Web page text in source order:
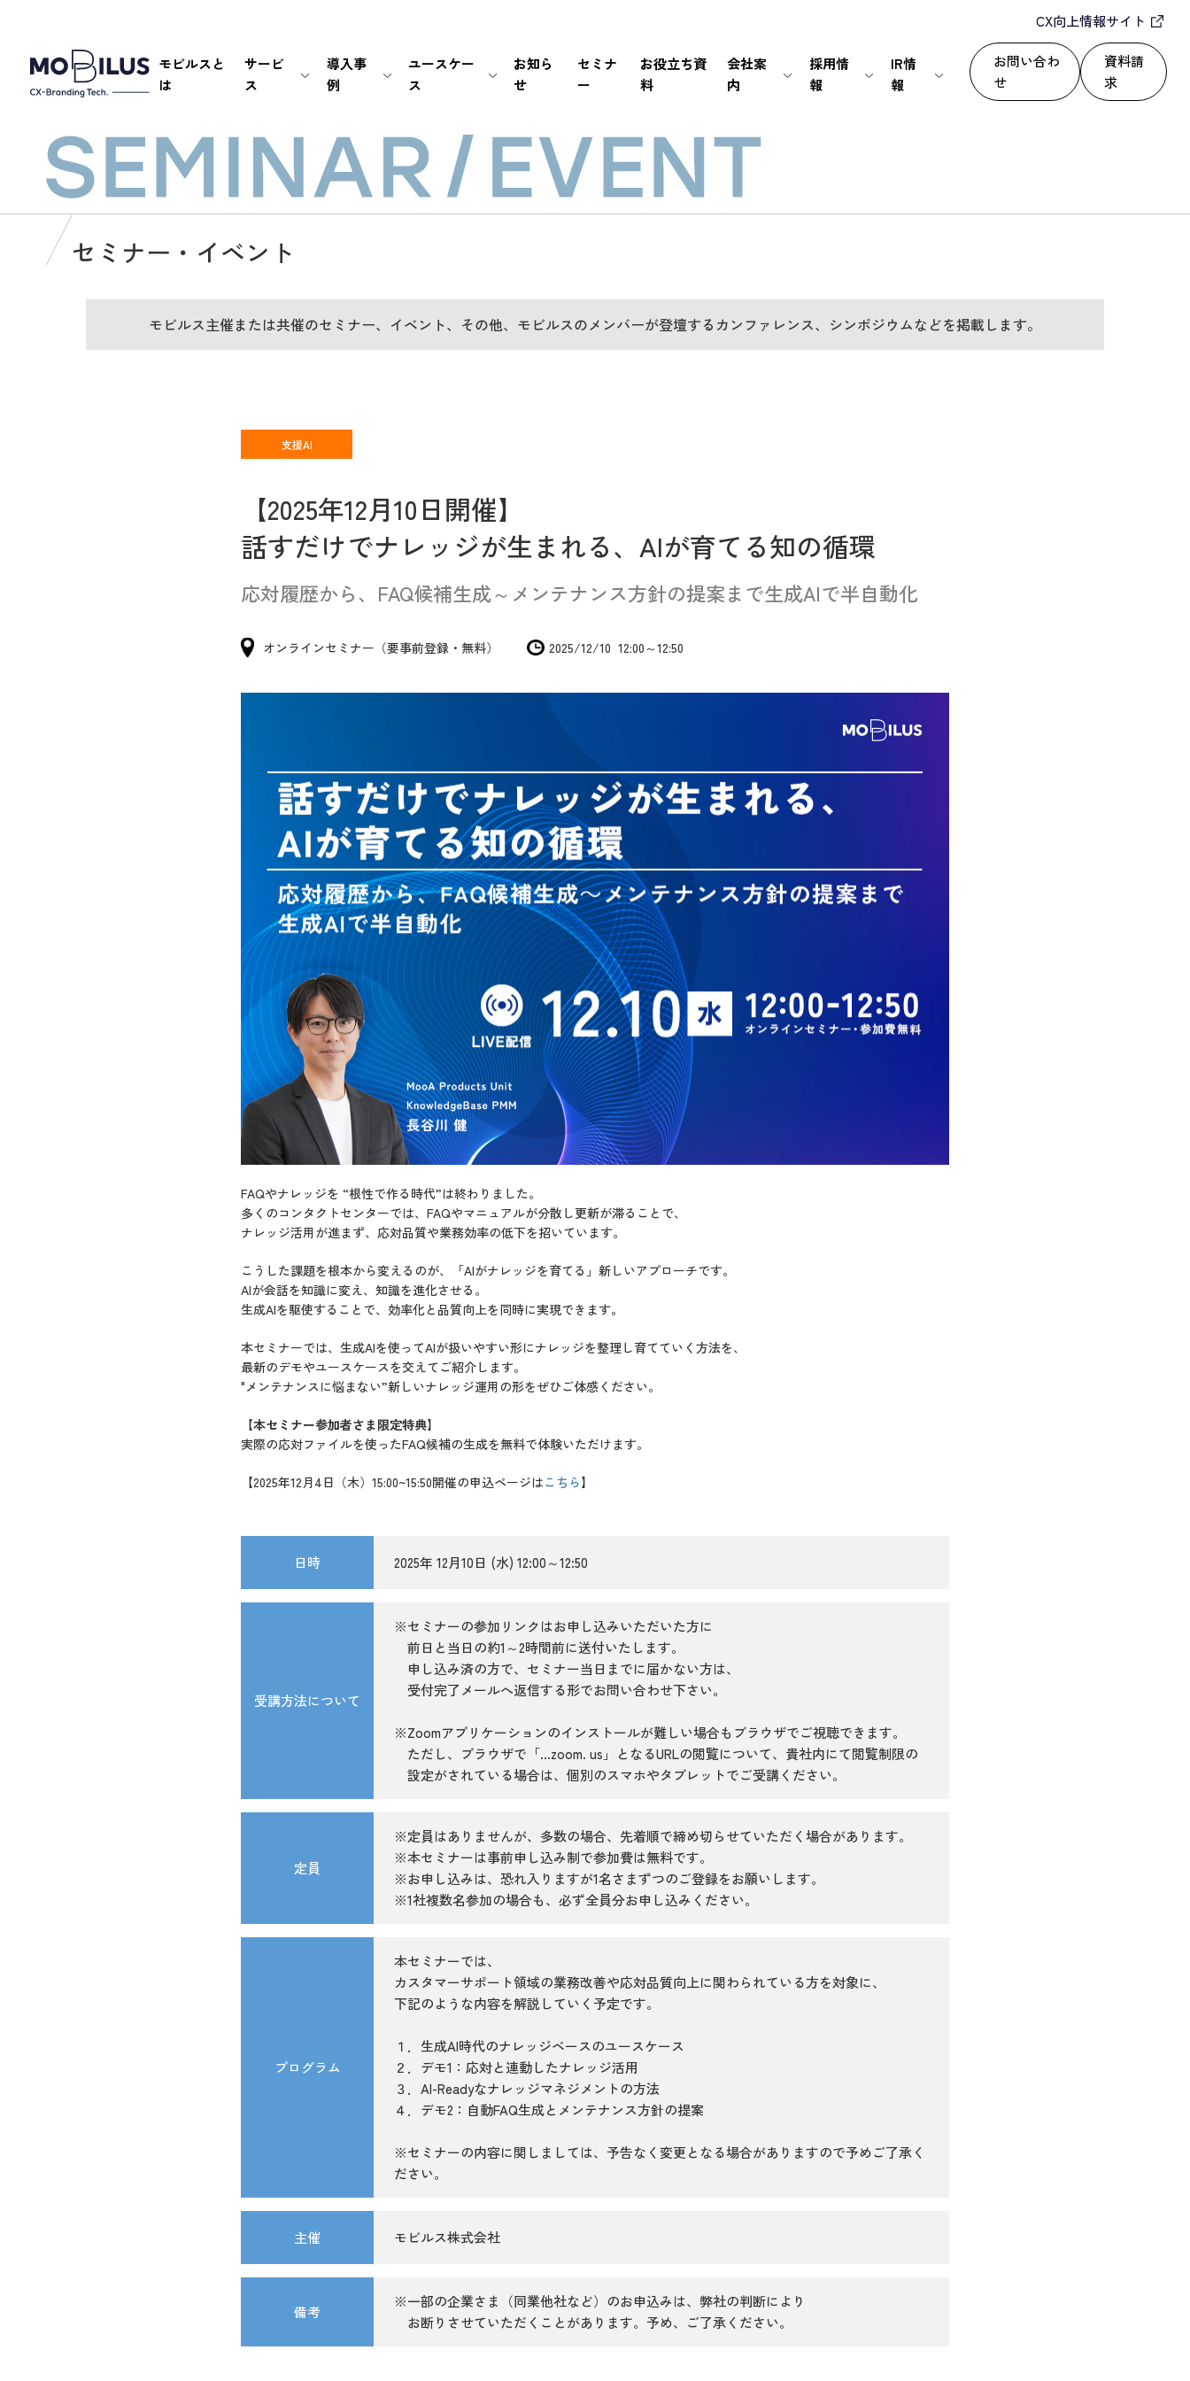
モビルスと
は
サービ
ス
導入事
例
生保・損保 銀行・証券
ユースケー
ス
待ち時間・あふれ呼を改善 書類手続き自動化
お知ら
せ
セミナ
ー
お役立ち資
料
会社案
内
会社情報 マネジメント
採用情
報
新卒採用 中途採用
IR情
報
経営情報 IRライブラリ
CX向上情報サイト
お問い合わ
せ
資料請
求
セミナー・イベント
モビルス主催または共催のセミナー、イベント、その他、モビルスのメンバーが登壇するカンファレンス、シンポジウムなどを掲載します。
支援AI
【2025年12月10日開催】
話すだけでナレッジが生まれる、AIが育てる知の循環
応対履歴から、FAQ候補生成～メンテナンス方針の提案まで生成AIで半自動化
オンラインセミナー（要事前登録・無料） 2025/12/10 12:00～12:50
FAQやナレッジを “根性で作る時代”は終わりました。
多くのコンタクトセンターでは、FAQやマニュアルが分散し更新が滞ることで、
ナレッジ活用が進まず、応対品質や業務効率の低下を招いています。
こうした課題を根本から変えるのが、「AIがナレッジを育てる」新しいアプローチです。
AIが会話を知識に変え、知識を進化させる。
生成AIを駆使することで、効率化と品質向上を同時に実現できます。
本セミナーでは、生成AIを使ってAIが扱いやすい形にナレッジを整理し育てていく方法を、
最新のデモやユースケースを交えてご紹介します。
"メンテナンスに悩まない”新しいナレッジ運用の形をぜひご体感ください。
【本セミナー参加者さま限定特典】
実際の応対ファイルを使ったFAQ候補の生成を無料で体験いただけます。
【2025年12月4日（木）15:00~15:50開催の申込ページはこちら】
日時 2025年 12月10日 (水) 12:00～12:50
受講方法について
※セミナーの参加リンクはお申し込みいただいた方に
前日と当日の約1～2時間前に送付いたします。
申し込み済の方で、セミナー当日までに届かない方は、
受付完了メールへ返信する形でお問い合わせ下さい。
※Zoomアプリケーションのインストールが難しい場合もブラウザでご視聴できます。
ただし、ブラウザで「...zoom. us」となるURLの閲覧について、貴社内にて閲覧制限の
設定がされている場合は、個別のスマホやタブレットでご受講ください。
定員
※定員はありませんが、多数の場合、先着順で締め切らせていただく場合があります。
※本セミナーは事前申し込み制で参加費は無料です。
※お申し込みは、恐れ入りますが1名さまずつのご登録をお願いします。
※1社複数名参加の場合も、必ず全員分お申し込みください。
プログラム
本セミナーでは、
カスタマーサポート領域の業務改善や応対品質向上に関わられている方を対象に、
下記のような内容を解説していく予定です。
１．生成AI時代のナレッジベースのユースケース
２．デモ1：応対と連動したナレッジ活用
３．AI-Readyなナレッジマネジメントの方法
４．デモ2：自動FAQ生成とメンテナンス方針の提案
※セミナーの内容に関しましては、予告なく変更となる場合がありますので予めご了承く
ださい。
主催 モビルス株式会社
備考
※一部の企業さま（同業他社など）のお申込みは、弊社の判断により
お断りさせていただくことがあります。予め、ご了承ください。